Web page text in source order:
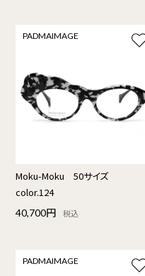
PADMAIMAGE
Moku-Moku 50サイズ
color.124
40,700円 税込
PADMAIMAGE